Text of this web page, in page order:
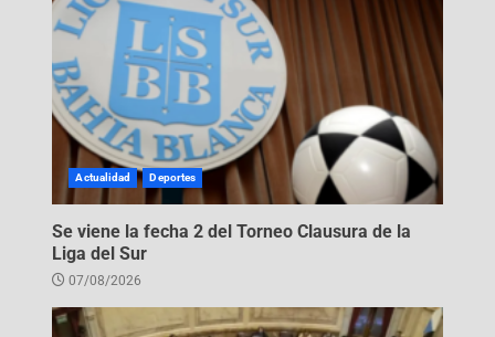
Actualidad Deportes
Se viene la fecha 2 del Torneo Clausura de la
Liga del Sur
07/08/2026